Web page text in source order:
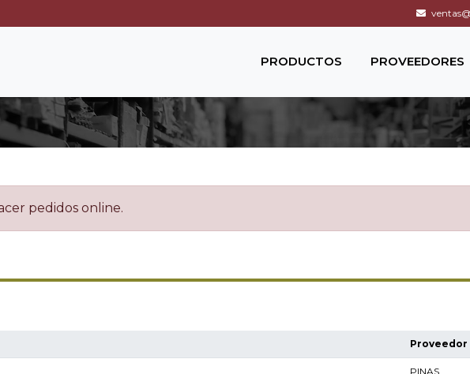
PRODUCTOS PROVEEDORES
pedidos online.
Proveedor
PINAS